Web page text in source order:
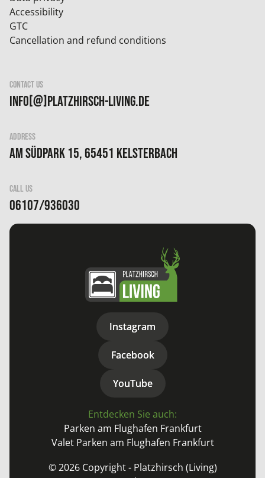
Accessibility
GTC
Cancellation and refund conditions
CONTACT US
info[@]platzhirsch-living.de
ADDRESS
Am Südpark 15, 65451 Kelsterbach
CALL US
06107/936030
Instagram
Instagram
Facebook
Facebook
YouTube
YouTube
Entdecken Sie auch:
Parken am Flughafen Frankfurt
Valet Parken am Flughafen Frankfurt
© 2026 Copyright - Platzhirsch (Living)